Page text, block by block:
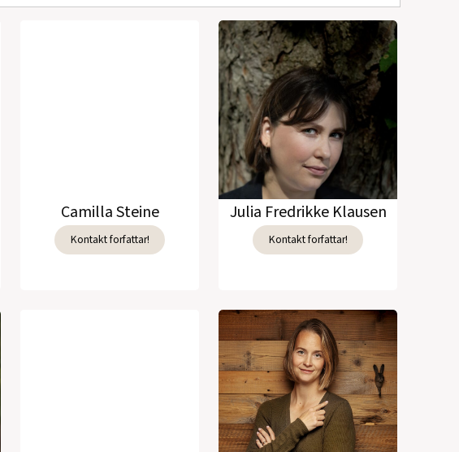
Camilla Steine
Kontakt forfattar!
Julia Fredrikke Klausen
Kontakt forfattar!